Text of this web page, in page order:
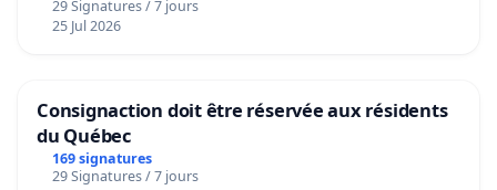
29 Signatures / 7 jours
25 Jul 2026
Consignaction doit être réservée aux résidents
du Québec
169 signatures
29 Signatures / 7 jours